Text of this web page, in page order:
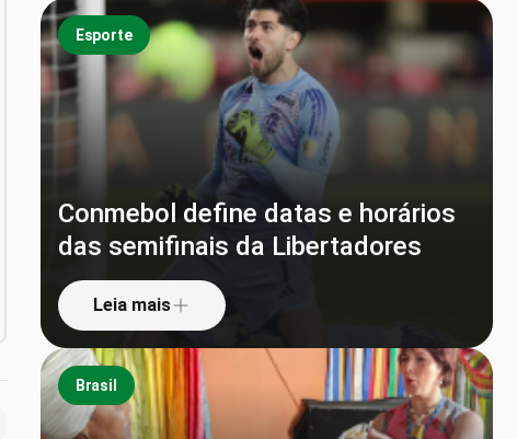
Esporte
Conmebol define datas e horários
das semifinais da Libertadores
Leia mais
Brasil